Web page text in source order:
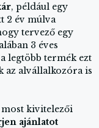
, például egy
2 év múlva
tervező egy
3 éves
legtöbb termék ezt
az alvállalkozóra is
kivitelezői
ajánlatot